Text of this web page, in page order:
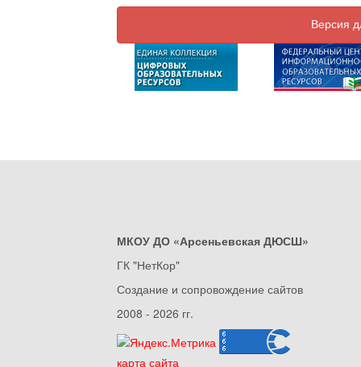
Версия
МКОУ ДО «Арсеньевская ДЮСШ»
ГК "НетКор"
Создание и сопровождение сайтов
2008 - 2026 гг.
карта сайта